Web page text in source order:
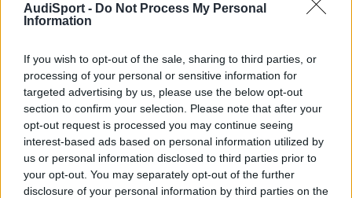
AudiSport - Do Not Process My Personal
Information
If you wish to opt-out of the sale, sharing to third parties, or
processing of your personal or sensitive information for
targeted advertising by us, please use the below opt-out
section to confirm your selection. Please note that after your
opt-out request is processed you may continue seeing
interest-based ads based on personal information utilized by
us or personal information disclosed to third parties prior to
your opt-out. You may separately opt-out of the further
disclosure of your personal information by third parties on the
Alguein sabe que connector es?
Yo no he notado la diferencia, aunque ahora que he visto el error
y pensado, me parece que tiene menos recepción, pero solo lo
noto en autopista lejos de ciudades, por ciudad igual.
Lo he sacado y metido varias veces, pero sigue igual!
Que conector es?
Muchas gracias de antemano.
SL2